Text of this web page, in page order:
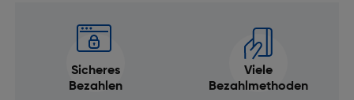
Sicheres
Bezahlen
Viele
Bezahlmethoden